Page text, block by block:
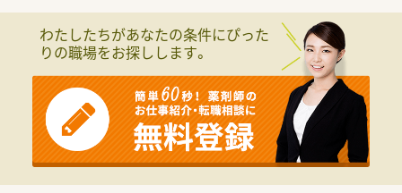
≪薬剤師としてのスキルを高められる薬局です≫
総合科目を応需しており、在宅の対応も行っています。薬局内の
椅子は患者様がゆったり座れるよう肘置きのあるタイプを採用
しております。また、近隣には大型ショッピングモールもあり便
利な立地です。
≪調剤未経験の方もご相談ください≫
研修制度も整っておりますのでご安心ください。また、資格取得
支援制度もあり、社員のスキルアップ・専門性の高い知識の習得
に向け会社として積極的に支援します。
わたしたちがあなたの条件にぴった
りの職場をお探しします。